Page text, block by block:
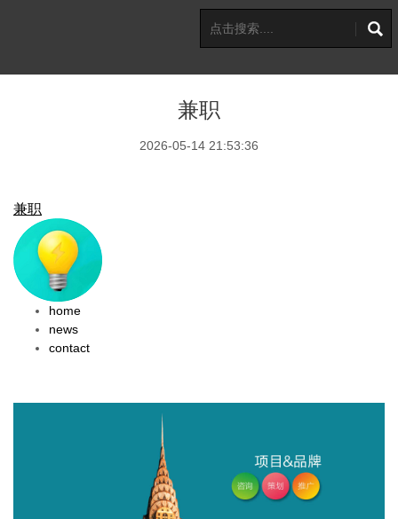
兼职
2026-05-14 21:53:36
兼职
home
news
contact